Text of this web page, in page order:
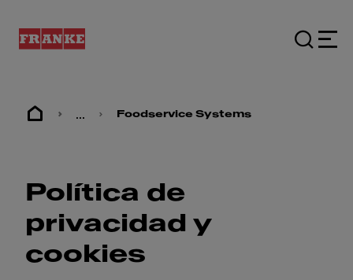
... Foodservice Systems
Política de
privacidad y
cookies